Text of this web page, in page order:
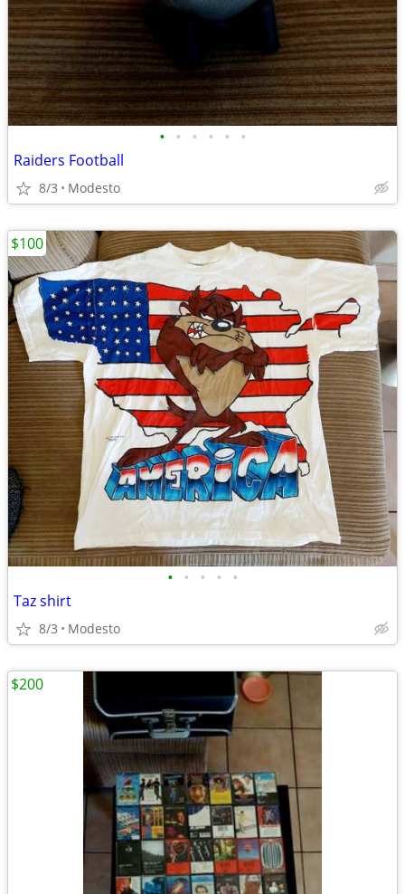
• • • • • •
Raiders Football
8/3 Modesto
• • • • •
Taz shirt
8/3 Modesto
$100
$200